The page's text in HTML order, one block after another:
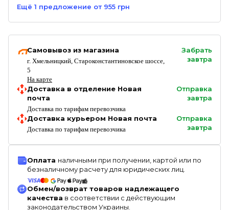
Ещё 1 предложение от 955 грн
Самовывоз из магазина
г. Хмельницкий, Староконстантиновское шоссе,
5
На карте
Забрать
завтра
Доставка в отделение Новая
почта
Доставка по тарифам перевозчика
Отправка
завтра
Доставка курьером Новая почта
Доставка по тарифам перевозчика
Отправка
завтра
Оплата наличными при получении, картой или по
безналичному расчету для юридических лиц.
Обмен/возврат товаров надлежащего
качества в соответствии с действующим
законодательством Украины.